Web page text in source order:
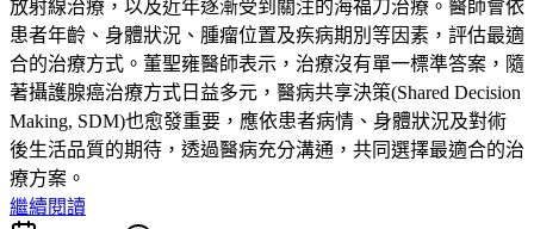
放射線治療，以及近年逐漸受到關注的海福刀治療。醫師會依
患者年齡、身體狀況、腫瘤位置及疾病期別等因素，評估最適
合的治療方式。董聖雍醫師表示，治療沒有單一標準答案，隨
著攝護腺癌治療方式日益多元，醫病共享決策(Shared Decision
Making, SDM)也愈發重要，應依患者病情、身體狀況及對術
後生活品質的期待，透過醫病充分溝通，共同選擇最適合的治
療方案。
繼續閱讀